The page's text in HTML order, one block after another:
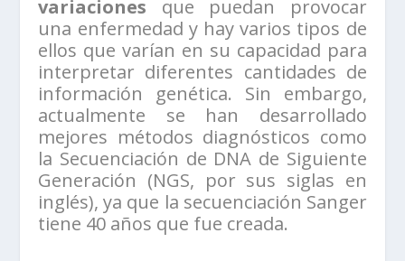
variaciones que puedan provocar
una enfermedad y hay varios tipos de
ellos que varían en su capacidad para
interpretar diferentes cantidades de
información genética. Sin embargo,
actualmente se han desarrollado
mejores métodos diagnósticos como
la Secuenciación de DNA de Siguiente
Generación (NGS, por sus siglas en
inglés), ya que la secuenciación Sanger
tiene 40 años que fue creada.